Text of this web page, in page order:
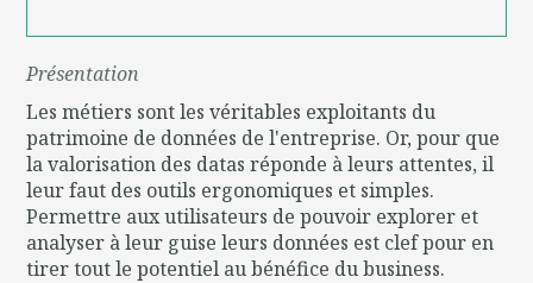
Présentation
Les métiers sont les véritables exploitants du
patrimoine de données de l'entreprise. Or, pour que
la valorisation des datas réponde à leurs attentes, il
leur faut des outils ergonomiques et simples.
Permettre aux utilisateurs de pouvoir explorer et
analyser à leur guise leurs données est clef pour en
tirer tout le potentiel au bénéfice du business.